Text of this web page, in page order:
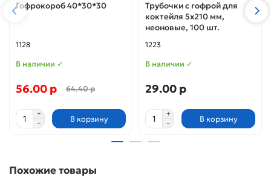
Гофрокороб 40*30*30
1128
В наличии ✓
56.00 р 64.40 р
В корзину
Трубочки с гофрой для
коктейля 5х210 мм,
неоновые, 100 шт.
1223
В наличии ✓
29.00 р
В корзину
Похожие товары